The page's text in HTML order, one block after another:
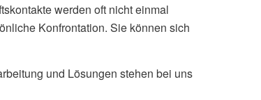
werden oft nicht einmal
Konfrontation. Sie können sich
und Lösungen stehen bei uns